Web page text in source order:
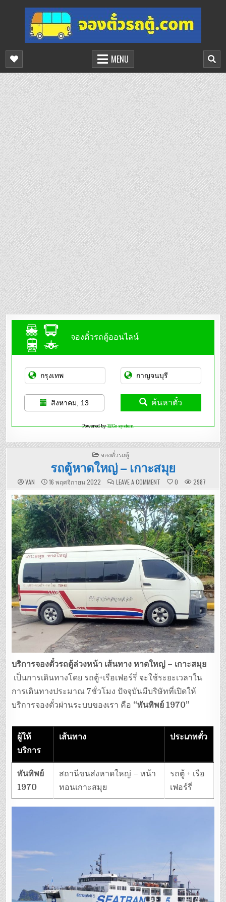
content
จองตั๋วรถตู้ออนไลน์
บริการจองตั๋วรถตู้ออนไลน์
MENU
จองตั๋วรถตู้ออนไลน์
สิงหาคม, 13 ค้นหาตั๋ว
Powered by12Go system
POSTED
IN
จองตั๋วรถตู้
รถตู้หาดใหญ่ – เกาะสมุย
VAN 16 พฤศจิกายน 2022 LEAVE A COMMENTON
ตู้
หาดใหญ่
–
เกาะสมุย
0 2987
บริการจองตั๋วรถตู้ล่วงหน้า เส้นทาง หาดใหญ่ – เกาะสมุย
เป็นการเดินทางโดย รถตู้+เรือเฟอร์รี่ จะใช้ระยะเวลาใน
การเดินทางประมาณ 7ชั่วโมง ปัจจุบันมีบริษัทที่เปิดให้
บริการจองตั๋วผ่านระบบของเรา คือ “พันทิพย์ 1970”
ผู้ให้
บริการ
เส้นทาง ประเภทตั๋ว
พันทิพย์
1970
สถานีขนส่งหาดใหญ่ – หน้า
ทอนเกาะสมุย
รถตู้ + เรือ
เฟอร์รี่